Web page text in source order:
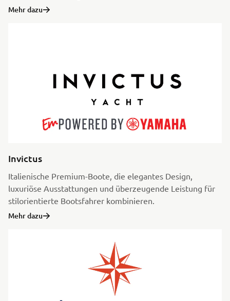
Mehr dazu
Invictus
Italienische Premium-Boote, die elegantes Design,
luxuriöse Ausstattungen und überzeugende Leistung für
stilorientierte Bootsfahrer kombinieren.
Mehr dazu